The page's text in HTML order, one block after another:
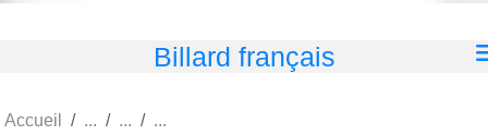
Billard français
Accueil